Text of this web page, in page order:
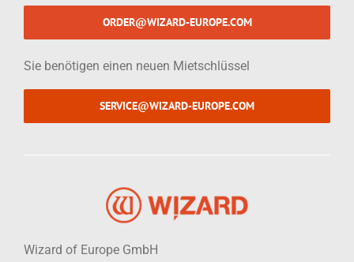
ORDER@WIZARD-EUROPE.COM
Sie benötigen einen neuen Mietschlüssel
SERVICE@WIZARD-EUROPE.COM
Wizard of Europe GmbH